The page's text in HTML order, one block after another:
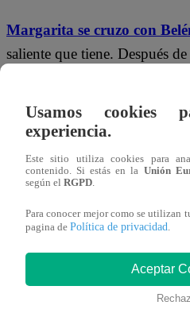
Margarita se cruzo con
saliente que tiene. Después
quieres ser mi amiga?”,
Margarita intentó calmar la
no buscaba que atacarla ni
llegar a serlo”, manifestó.
gusta Benjamín y no tengo
Usamos cookies
experiencia.
Este sitio utiliza cookies para
contenido. Si estás en la Unión
según el RGPD.
Para conocer mejor como se utilizan
pagina de Política de privacidad.
Aceptar